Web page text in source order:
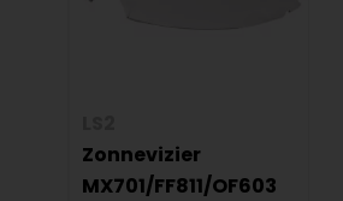
Zonnevizier
MX701/FF811/OF603